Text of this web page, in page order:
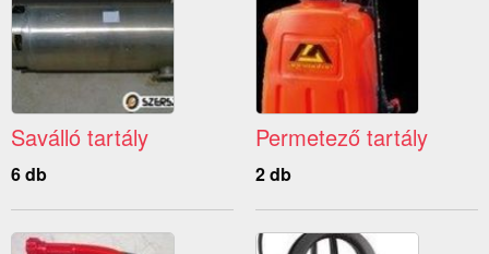
Saválló tartály
6 db
Permetező tartály
2 db